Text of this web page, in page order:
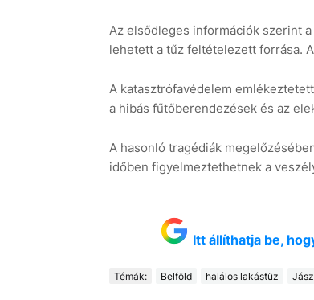
Az elsődleges információk szerint
lehetett a tűz feltételezett forrása.
A katasztrófavédelem
a hibás fűtőberendezések és az
A hasonló tragédiák
időben figyelmeztethetnek a
Itt állíthatja be,
Témák: Belföld halálos lakástűz